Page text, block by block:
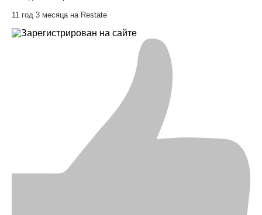
11 год 3 месяца на Restate